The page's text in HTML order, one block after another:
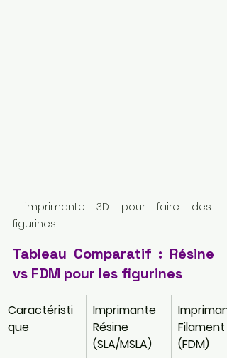
figurines
Tableau Comparatif : Résine
vs FDM pour les figurines
Caractéristi
que
Imprimante
Résine
(SLA/MSLA)
Filament
(FDM)